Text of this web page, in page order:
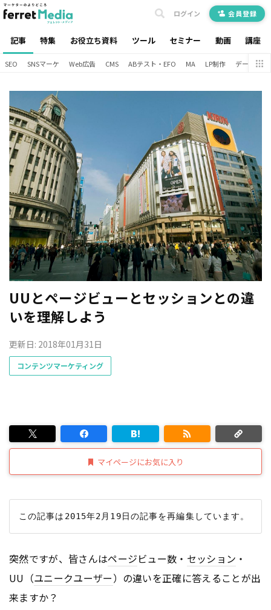
記事 特集 お役立ち資料 ツール セミナー 動画 講座
ログイン 会員登録
SEO SNSマーケ Web広告 CMS ABテスト・EFO MA LP制作 データ分析
UUとページビューとセッションとの違
いを理解しよう
更新日: 2018年01月31日
コンテンツマーケティング
マイページにお気に入り
突然ですが、皆さんはページビュー数・ セッション ・
UU（ユニークユーザー）の違いを正確に答えることが出
来ますか？